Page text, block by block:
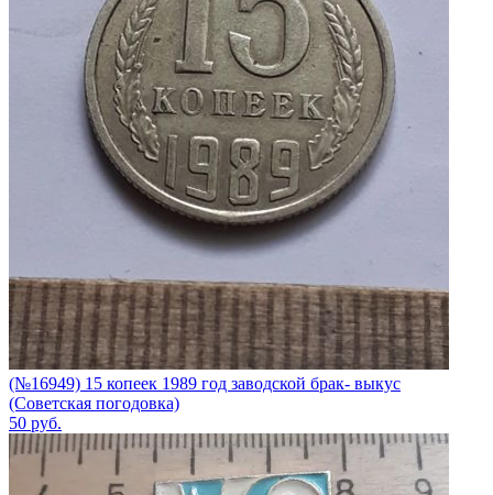
(№16949) 15 копеек 1989 год заводской брак- выкус
(Советская погодовка)
50 руб.